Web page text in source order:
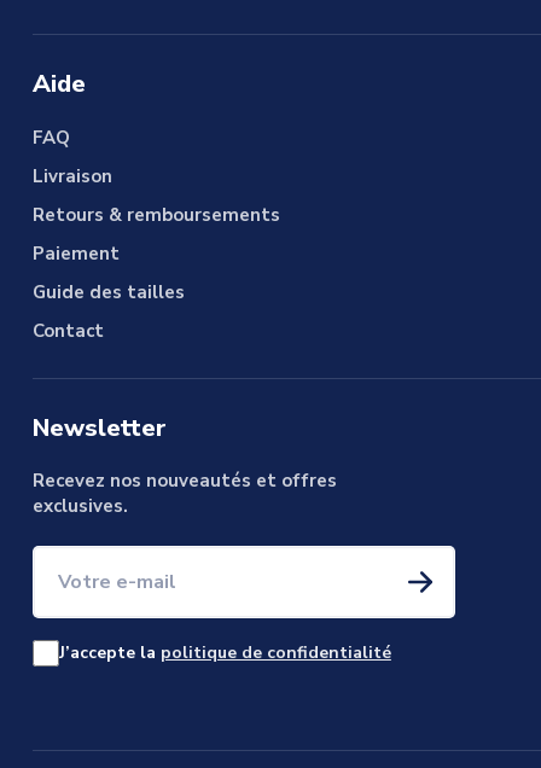
Aide
FAQ
Livraison
Retours & remboursements
Paiement
Guide des tailles
Contact
Newsletter
Recevez nos nouveautés et offres
exclusives.
Votre e-mail
J’accepte la politique de confidentialité